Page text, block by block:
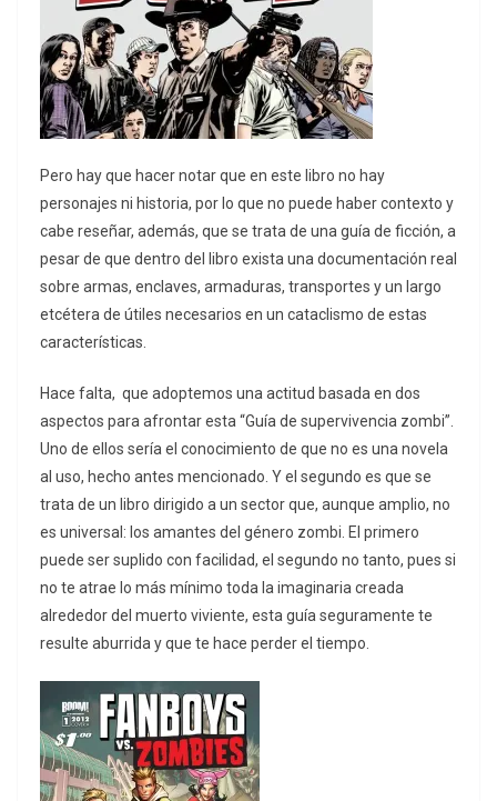
Pero hay que hacer notar que en este libro no hay
personajes ni historia, por lo que no puede haber contexto y
cabe reseñar, además, que se trata de una guía de ficción, a
pesar de que dentro del libro exista una documentación real
sobre armas, enclaves, armaduras, transportes y un largo
etcétera de útiles necesarios en un cataclismo de estas
características.
Hace falta, que adoptemos una actitud basada en dos
aspectos para afrontar esta “Guía de supervivencia zombi”.
Uno de ellos sería el conocimiento de que no es una novela
al uso, hecho antes mencionado. Y el segundo es que se
trata de un libro dirigido a un sector que, aunque amplio, no
es universal: los amantes del género zombi. El primero
puede ser suplido con facilidad, el segundo no tanto, pues si
no te atrae lo más mínimo toda la imaginaria creada
alrededor del muerto viviente, esta guía seguramente te
resulte aburrida y que te hace perder el tiempo.